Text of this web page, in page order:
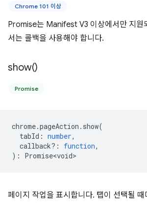
Chrome 101 이상
Promise는 Manifest V3 이상에서만 지원
서는 콜백을 사용해야 합니다.
show()
Promise
chrome.pageAction . show(
tabId : number,
callback? : function,
) : Promise<void>
페이지 작업을 표시합니다. 탭이 선택될 때